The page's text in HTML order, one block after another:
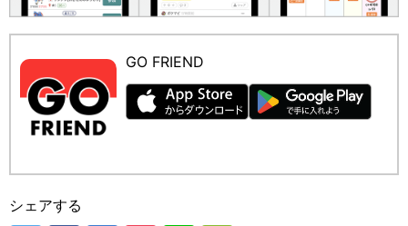
GO FRIEND
シェアする